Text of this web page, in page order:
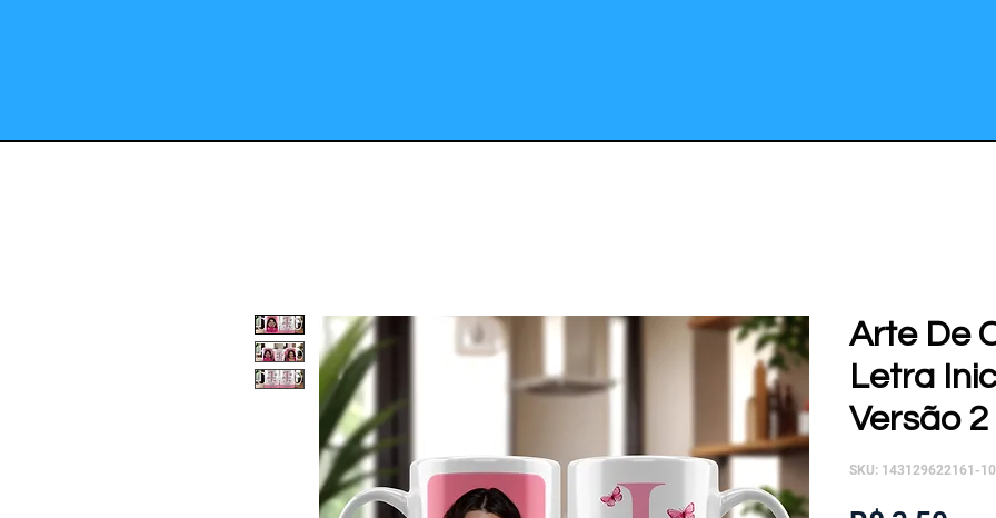
Arte De
Letra
Versão
SKU: 143129622161-